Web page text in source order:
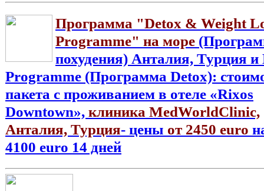
Программа "Detox & Weight
Programme" на море
похудения) Анталия, Турция и
Programme (Программа Detox):
пакета с проживанием в отеле «Rixos
Downtown», клиника MedWorldClinic,
Анталия, Турция- цены от 2450 euro
4100 euro 14 дней